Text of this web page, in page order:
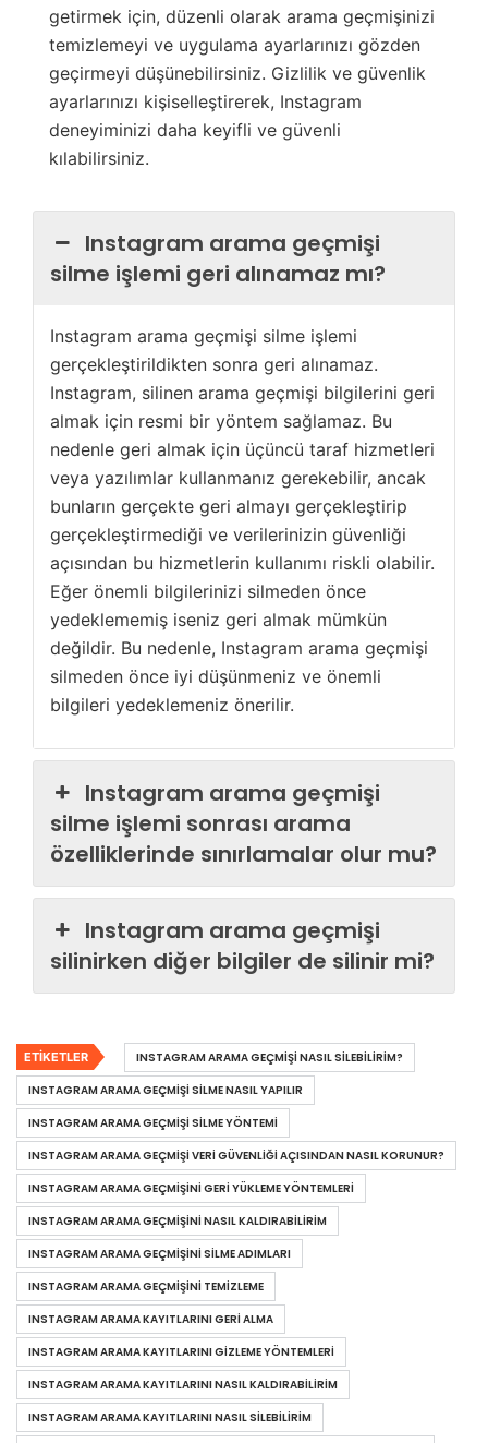
getirmek için, düzenli olarak arama geçmişinizi
temizlemeyi ve uygulama ayarlarınızı gözden
geçirmeyi düşünebilirsiniz. Gizlilik ve güvenlik
ayarlarınızı kişiselleştirerek, Instagram
deneyiminizi daha keyifli ve güvenli
kılabilirsiniz.
Instagram arama geçmişi
silme işlemi geri alınamaz mı?
Instagram arama geçmişi silme işlemi
gerçekleştirildikten sonra geri alınamaz.
Instagram, silinen arama geçmişi bilgilerini geri
almak için resmi bir yöntem sağlamaz. Bu
nedenle geri almak için üçüncü taraf hizmetleri
veya yazılımlar kullanmanız gerekebilir, ancak
bunların gerçekte geri almayı gerçekleştirip
gerçekleştirmediği ve verilerinizin güvenliği
açısından bu hizmetlerin kullanımı riskli olabilir.
Eğer önemli bilgilerinizi silmeden önce
yedeklememiş iseniz geri almak mümkün
değildir. Bu nedenle, Instagram arama geçmişi
silmeden önce iyi düşünmeniz ve önemli
bilgileri yedeklemeniz önerilir.
Instagram arama geçmişi
silme işlemi sonrası arama
özelliklerinde sınırlamalar olur mu?
Instagram arama geçmişi
silinirken diğer bilgiler de silinir mi?
ETIKETLER
INSTAGRAM ARAMA GEÇMIŞI NASIL SILEBILIRIM?
INSTAGRAM ARAMA GEÇMIŞI SILME NASIL YAPILIR
INSTAGRAM ARAMA GEÇMIŞI SILME YÖNTEMI
INSTAGRAM ARAMA GEÇMIŞI VERI GÜVENLIĞI AÇISINDAN NASIL KORUNUR?
INSTAGRAM ARAMA GEÇMIŞINI GERI YÜKLEME YÖNTEMLERI
INSTAGRAM ARAMA GEÇMIŞINI NASIL KALDIRABILIRIM
INSTAGRAM ARAMA GEÇMIŞINI SILME ADIMLARI
INSTAGRAM ARAMA GEÇMIŞINI TEMIZLEME
INSTAGRAM ARAMA KAYITLARINI GERI ALMA
INSTAGRAM ARAMA KAYITLARINI GIZLEME YÖNTEMLERI
INSTAGRAM ARAMA KAYITLARINI NASIL KALDIRABILIRIM
INSTAGRAM ARAMA KAYITLARINI NASIL SILEBILIRIM